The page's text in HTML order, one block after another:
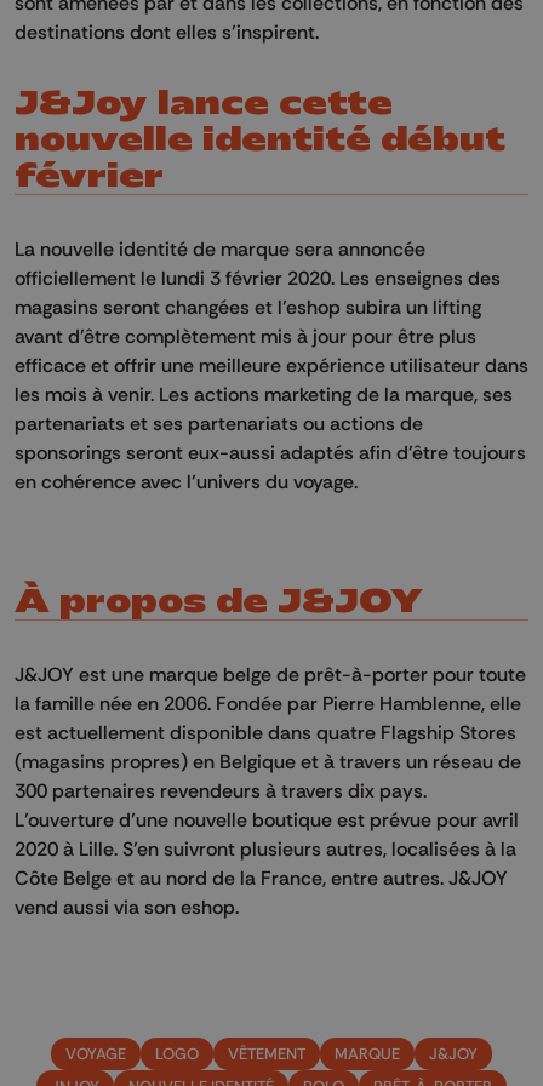
destinations dont elles s’inspirent.
J&Joy lance cette
nouvelle identité début
février
La nouvelle identité de marque sera annoncée
officiellement le lundi 3 février 2020. Les enseignes des
magasins seront changées et l’eshop subira un lifting
avant d’être complètement mis à jour pour être plus
efficace et offrir une meilleure expérience utilisateur dans
les mois à venir. Les actions marketing de la marque, ses
partenariats et ses partenariats ou actions de
sponsorings seront eux-aussi adaptés afin d’être toujours
en cohérence avec l’univers du voyage.
À propos de J&JOY
J&JOY est une marque belge de prêt-à-porter pour toute
la famille née en 2006. Fondée par Pierre Hamblenne, elle
est actuellement disponible dans quatre Flagship Stores
(magasins propres) en Belgique et à travers un réseau de
300 partenaires revendeurs à travers dix pays.
L’ouverture d’une nouvelle boutique est prévue pour avril
2020 à Lille. S’en suivront plusieurs autres, localisées à la
Côte Belge et au nord de la France, entre autres. J&JOY
vend aussi via son eshop.
VOYAGE LOGO VÊTEMENT MARQUE
J&JOY